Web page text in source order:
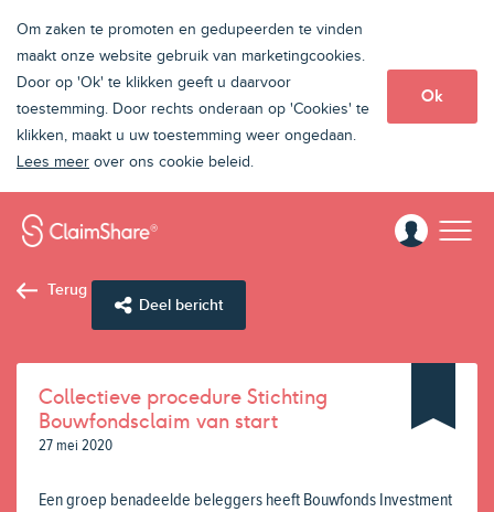
Om zaken te promoten en gedupeerden te vinden
maakt onze website gebruik van marketingcookies.
Door op 'Ok' te klikken geeft u daarvoor
toestemming. Door rechts onderaan op 'Cookies' te
klikken, maakt u uw toestemming weer ongedaan.
Lees meer over ons cookie beleid.
Ok
Terug
Deel bericht
Collectieve procedure Stichting
Bouwfondsclaim van start
27 mei 2020
Een groep benadeelde beleggers heeft Bouwfonds Investment